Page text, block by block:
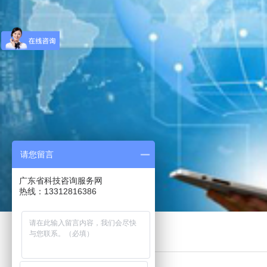
请您留言
广东省科技咨询服务网
热线：13312816386